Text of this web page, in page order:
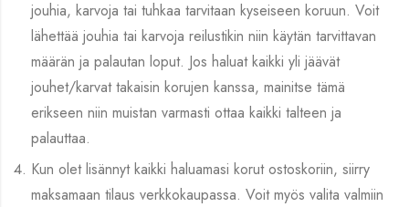
jouhia, karvoja tai tuhkaa tarvitaan kyseiseen koruun. Voit
lähettää jouhia tai karvoja reilustikin niin käytän tarvittavan
määrän ja palautan loput. Jos haluat kaikki yli jäävät
jouhet/karvat takaisin korujen kanssa, mainitse tämä
erikseen niin muistan varmasti ottaa kaikki talteen ja
palauttaa.
Kun olet lisännyt kaikki haluamasi korut ostoskoriin, siirry
maksamaan tilaus verkkokaupassa. Voit myös valita valmiin